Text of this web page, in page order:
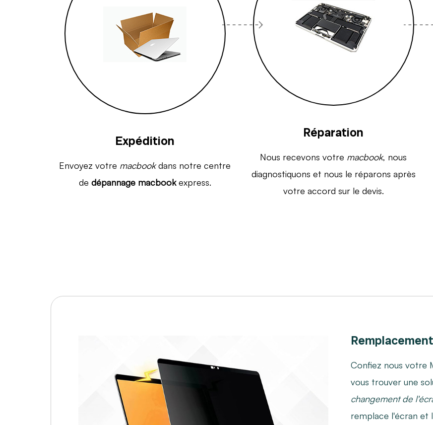
Expédition
Envoyez votre macbookdans notre centre
de dépannage macbookexpress.
Réparation
Nous recevons votre macbook, nous
diagnostiquons et nous le réparons après
votre accord sur le devis.
Confiez nous votre
vous trouver une
changement de
remplace l'écran et